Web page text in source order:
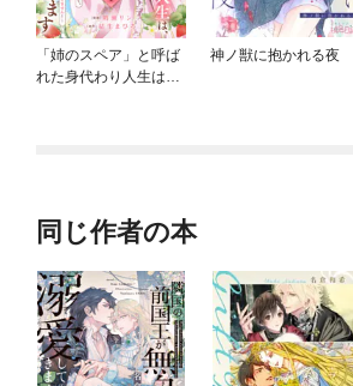
「姉のスペア」と呼ば
れた身代わり人生は、
神ノ獣に抱かれる夜
同じ作者の本